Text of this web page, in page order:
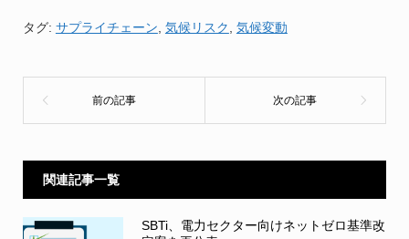
タグ: サプライチェーン 気候リスク 気候変動
関連記事一覧
SBTi、電力セクター向けネットゼロ基準改